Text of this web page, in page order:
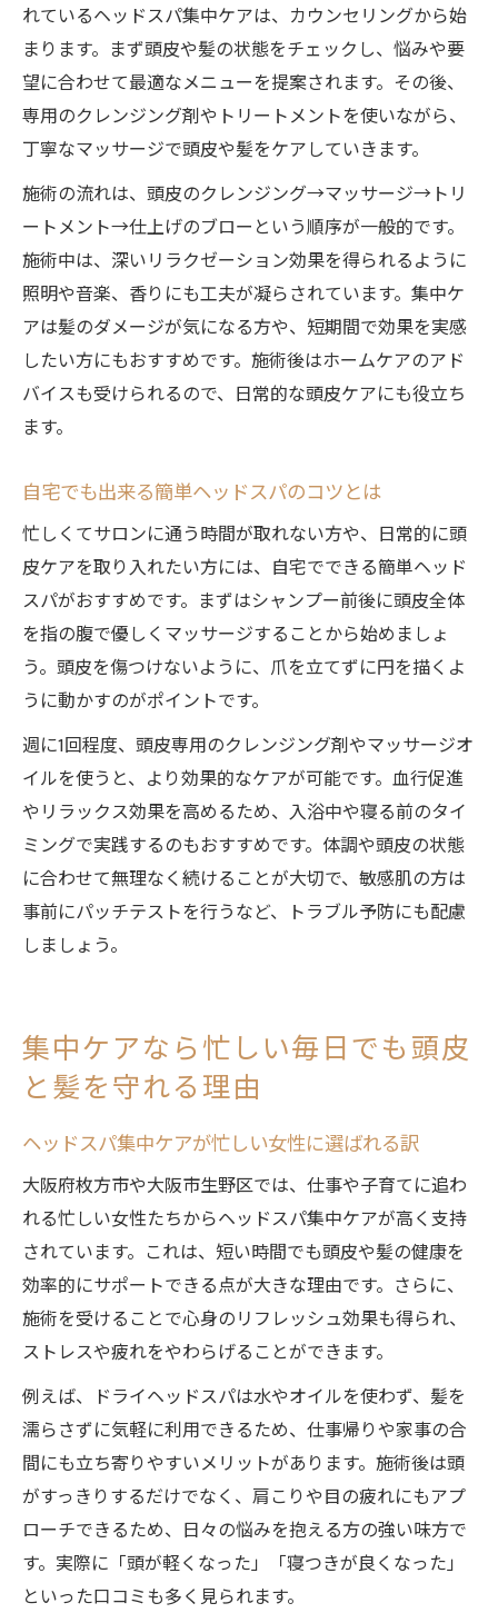
れているヘッドスパ集中ケアは、カウンセリングから始
まります。まず頭皮や髪の状態をチェックし、悩みや要
望に合わせて最適なメニューを提案されます。その後、
専用のクレンジング剤やトリートメントを使いながら、
丁寧なマッサージで頭皮や髪をケアしていきます。
施術の流れは、頭皮のクレンジング→マッサージ→トリ
ートメント→仕上げのブローという順序が一般的です。
施術中は、深いリラクゼーション効果を得られるように
照明や音楽、香りにも工夫が凝らされています。集中ケ
アは髪のダメージが気になる方や、短期間で効果を実感
したい方にもおすすめです。施術後はホームケアのアド
バイスも受けられるので、日常的な頭皮ケアにも役立ち
ます。
自宅でも出来る簡単ヘッドスパのコツとは
忙しくてサロンに通う時間が取れない方や、日常的に頭
皮ケアを取り入れたい方には、自宅でできる簡単ヘッド
スパがおすすめです。まずはシャンプー前後に頭皮全体
を指の腹で優しくマッサージすることから始めましょ
う。頭皮を傷つけないように、爪を立てずに円を描くよ
うに動かすのがポイントです。
週に1回程度、頭皮専用のクレンジング剤やマッサージオ
イルを使うと、より効果的なケアが可能です。血行促進
やリラックス効果を高めるため、入浴中や寝る前のタイ
ミングで実践するのもおすすめです。体調や頭皮の状態
に合わせて無理なく続けることが大切で、敏感肌の方は
事前にパッチテストを行うなど、トラブル予防にも配慮
しましょう。
集中ケアなら忙しい毎日でも頭皮
と髪を守れる理由
ヘッドスパ集中ケアが忙しい女性に選ばれる訳
大阪府枚方市や大阪市生野区では、仕事や子育てに追わ
れる忙しい女性たちからヘッドスパ集中ケアが高く支持
されています。これは、短い時間でも頭皮や髪の健康を
効率的にサポートできる点が大きな理由です。さらに、
施術を受けることで心身のリフレッシュ効果も得られ、
ストレスや疲れをやわらげることができます。
例えば、ドライヘッドスパは水やオイルを使わず、髪を
濡らさずに気軽に利用できるため、仕事帰りや家事の合
間にも立ち寄りやすいメリットがあります。施術後は頭
がすっきりするだけでなく、肩こりや目の疲れにもアプ
ローチできるため、日々の悩みを抱える方の強い味方で
す。実際に「頭が軽くなった」「寝つきが良くなった」
といった口コミも多く見られます。